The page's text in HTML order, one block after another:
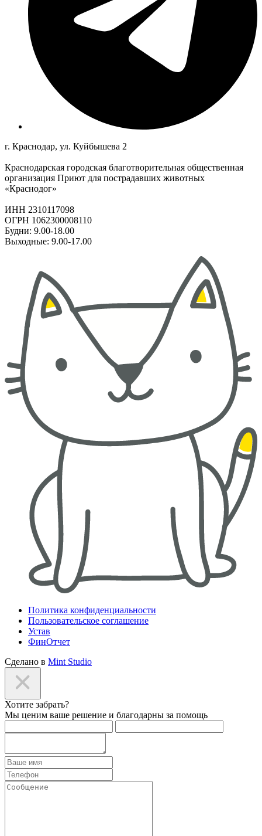
г. Краснодар, ул. Куйбышева 2
Краснодарская городская благотворительная общественная
организация Приют для пострадавших животных
«Краснодог»
ИНН 2310117098
ОГРН 1062300008110
Будни: 9.00-18.00
Выходные: 9.00-17.00
Политика конфиденциальности
Пользовательское соглашение
Устав
ФинОтчет
Сделано в Mint Studio
Хотите забрать?
Мы ценим ваше решение и благодарны за помощь